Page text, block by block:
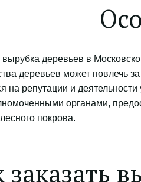
вырубка деревьев в
деревьев может повлечь
на репутации и
органами,
покрова.
заказать